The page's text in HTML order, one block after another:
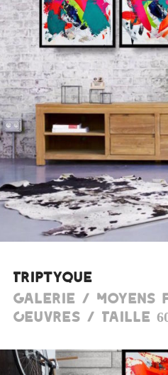
Triptyque
Galerie / Moyens
Oeuvres / Taille